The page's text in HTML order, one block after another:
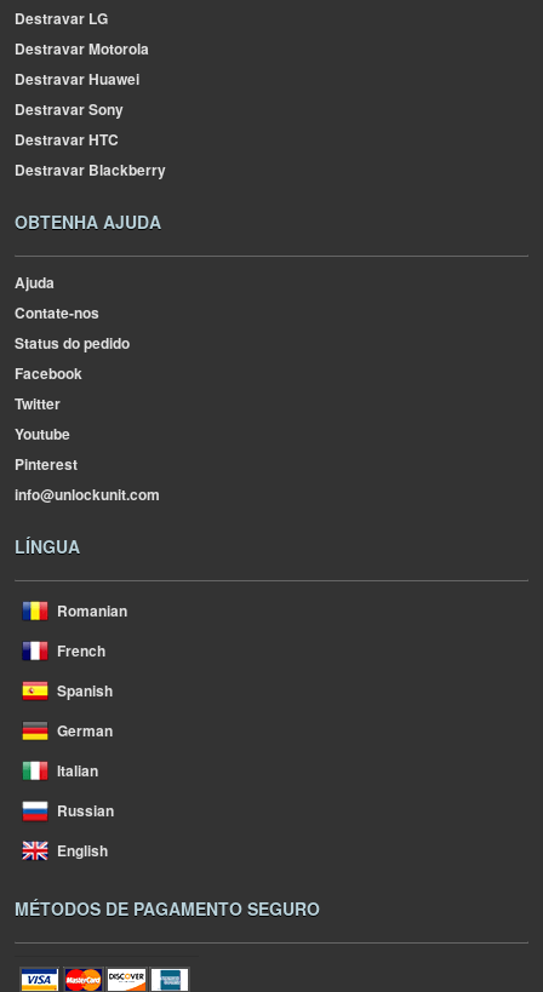
Destravar LG
Destravar Motorola
Destravar Huawei
Destravar Sony
Destravar HTC
Destravar Blackberry
OBTENHA AJUDA
Ajuda
Contate-nos
Status do pedido
Facebook
Twitter
Youtube
Pinterest
info@unlockunit.com
LÍNGUA
Romanian
French
Spanish
German
Italian
Russian
English
MÉTODOS DE PAGAMENTO SEGURO